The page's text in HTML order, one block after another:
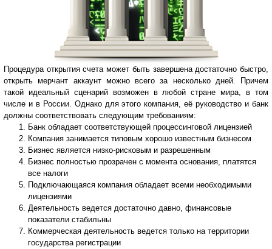
Процедура открытия счета может быть завершена достаточно быстро,
открыть мерчант аккаунт можно всего за несколько дней. Причем
такой идеальный сценарий возможен в любой стране мира, в том
числе и в России. Однако для этого компания, её руководство и банк
должны соответствовать следующим требованиям:
Банк обладает соответствующей процессинговой лицензией
Компания занимается типовым хорошо известным бизнесом
Бизнес является низко-рисковым и разрешенным
Бизнес полностью прозрачен с момента основания, платятся
все налоги
Подключающаяся компания обладает всеми необходимыми
лицензиями
Деятельность ведется достаточно давно, финансовые
показатели стабильны
Коммерческая деятельность ведется только на территории
государства регистрации